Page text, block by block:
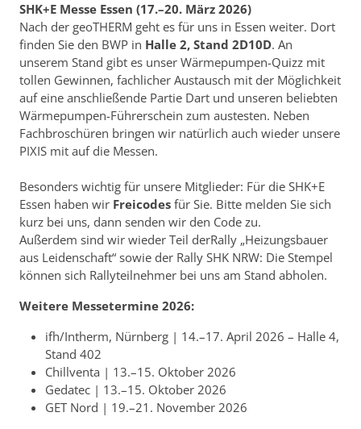
SHK+E Messe Essen (17.–20. März 2026)
Nach der geoTHERM geht es für uns in Essen weiter. Dort
finden Sie den BWP in Halle 2, Stand 2D10D. An
unserem Stand gibt es unser Wärmepumpen-Quizz mit
tollen Gewinnen, fachlicher Austausch mit der Möglichkeit
auf eine anschließende Partie Dart und unseren beliebten
Wärmepumpen-Führerschein zum austesten. Neben
Fachbroschüren bringen wir natürlich auch wieder unsere
PIXIS mit auf die Messen.
Besonders wichtig für unsere Mitglieder: Für die SHK+E
Essen haben wir Freicodes für Sie. Bitte melden Sie sich
kurz bei uns, dann senden wir den Code zu.
Außerdem sind wir wieder Teil derRally „Heizungsbauer
aus Leidenschaft“ sowie der Rally SHK NRW: Die Stempel
können sich Rallyteilnehmer bei uns am Stand abholen.
Weitere Messetermine 2026:
ifh/Intherm, Nürnberg | 14.–17. April 2026 – Halle 4,
Stand 402
Chillventa | 13.–15. Oktober 2026
Gedatec | 13.–15. Oktober 2026
GET Nord | 19.–21. November 2026